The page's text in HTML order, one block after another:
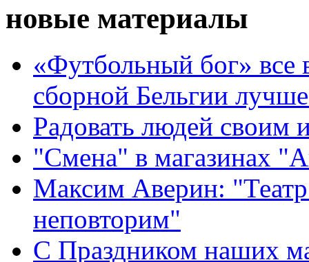
новые материалы
«Футбольный бог» все
сборной Бельгии
Радовать людей своим
"Смена" в магазинах
Максим Аверин:
неповторим"
С Праздником наших